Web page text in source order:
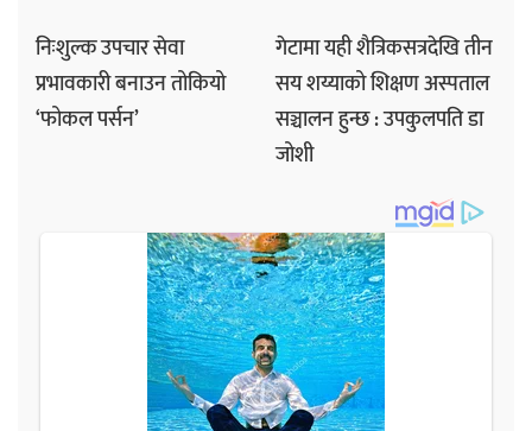
निःशुल्क उपचार सेवा
प्रभावकारी बनाउन तोकियो
‘फोकल पर्सन’
गेटामा यही शैत्रिकसत्रदेखि तीन
सय शय्याको शिक्षण अस्पताल
सञ्चालन हुन्छ : उपकुलपति डा
जोशी